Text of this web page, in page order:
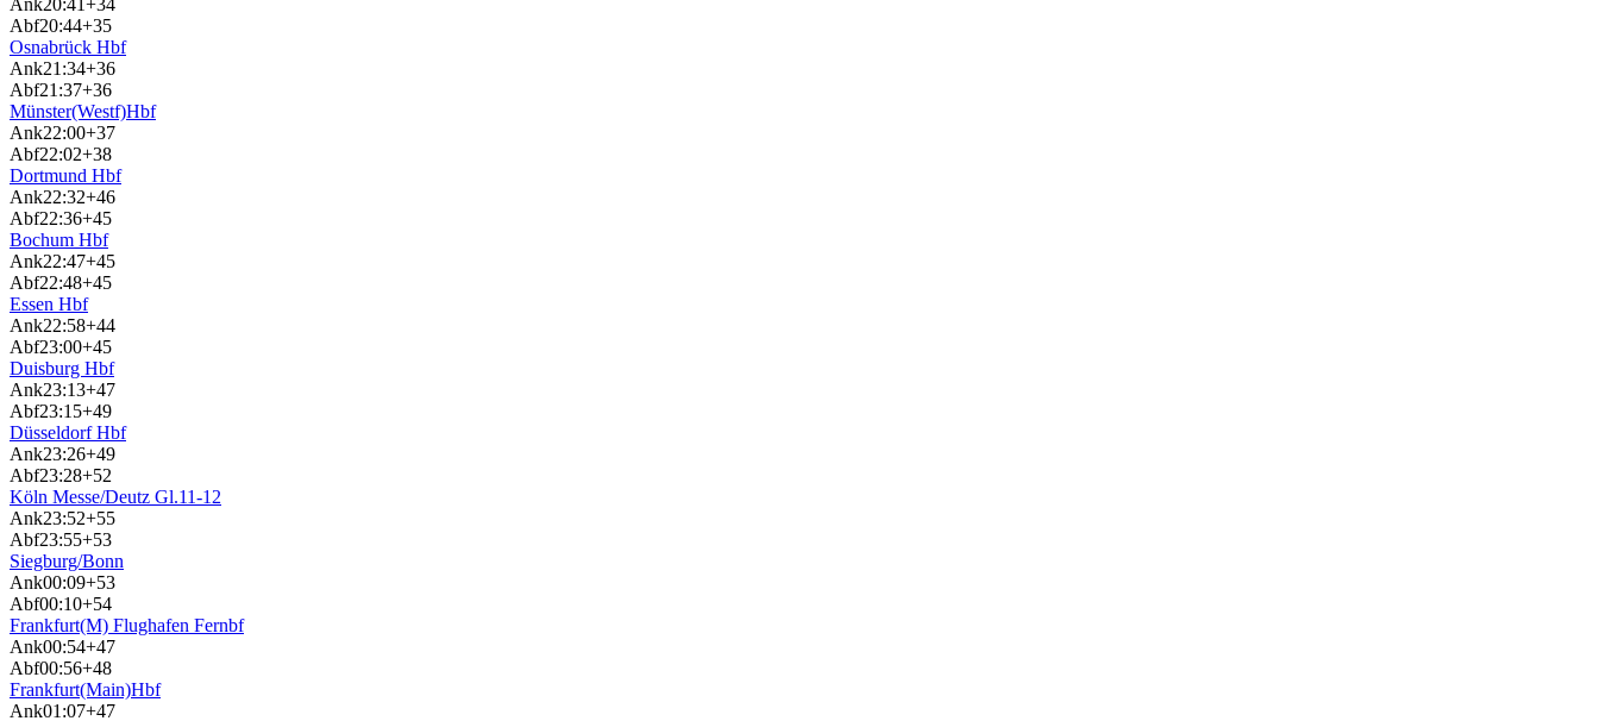
Ank20:41+34
Abf20:44+35
Osnabrück Hbf
Ank21:34+36
Abf21:37+36
Münster(Westf)Hbf
Ank22:00+37
Abf22:02+38
Dortmund Hbf
Ank22:32+46
Abf22:36+45
Bochum Hbf
Ank22:47+45
Abf22:48+45
Essen Hbf
Ank22:58+44
Abf23:00+45
Duisburg Hbf
Ank23:13+47
Abf23:15+49
Düsseldorf Hbf
Ank23:26+49
Abf23:28+52
Köln Messe/Deutz Gl.11-12
Ank23:52+55
Abf23:55+53
Siegburg/Bonn
Ank00:09+53
Abf00:10+54
Frankfurt(M) Flughafen Fernbf
Ank00:54+47
Abf00:56+48
Frankfurt(Main)Hbf
Ank01:07+47